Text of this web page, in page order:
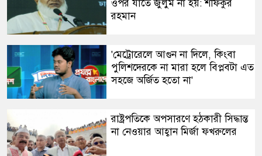
ওপর যাতে জুলুম না হয়: শফিকুর
রহমান
​'মেট্রোরেলে আগুন না দিলে, কিংবা
পুলিশদেরকে না মারা হলে বিপ্লবটা এত
সহজে অর্জিত হতো না'
​রাষ্ট্রপতিকে অপসারণে হঠকারী সিদ্ধান্ত
না নেওয়ার আহ্বান মির্জা ফখরুলের